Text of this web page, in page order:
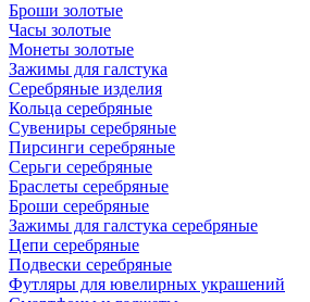
Броши золотые
Часы золотые
Монеты золотые
Зажимы для галстука
Серебряные изделия
Кольца серебряные
Сувениры серебряные
Пирсинги серебряные
Серьги серебряные
Браслеты серебряные
Броши серебряные
Зажимы для галстука серебряные
Цепи серебряные
Подвески серебряные
Футляры для ювелирных украшений